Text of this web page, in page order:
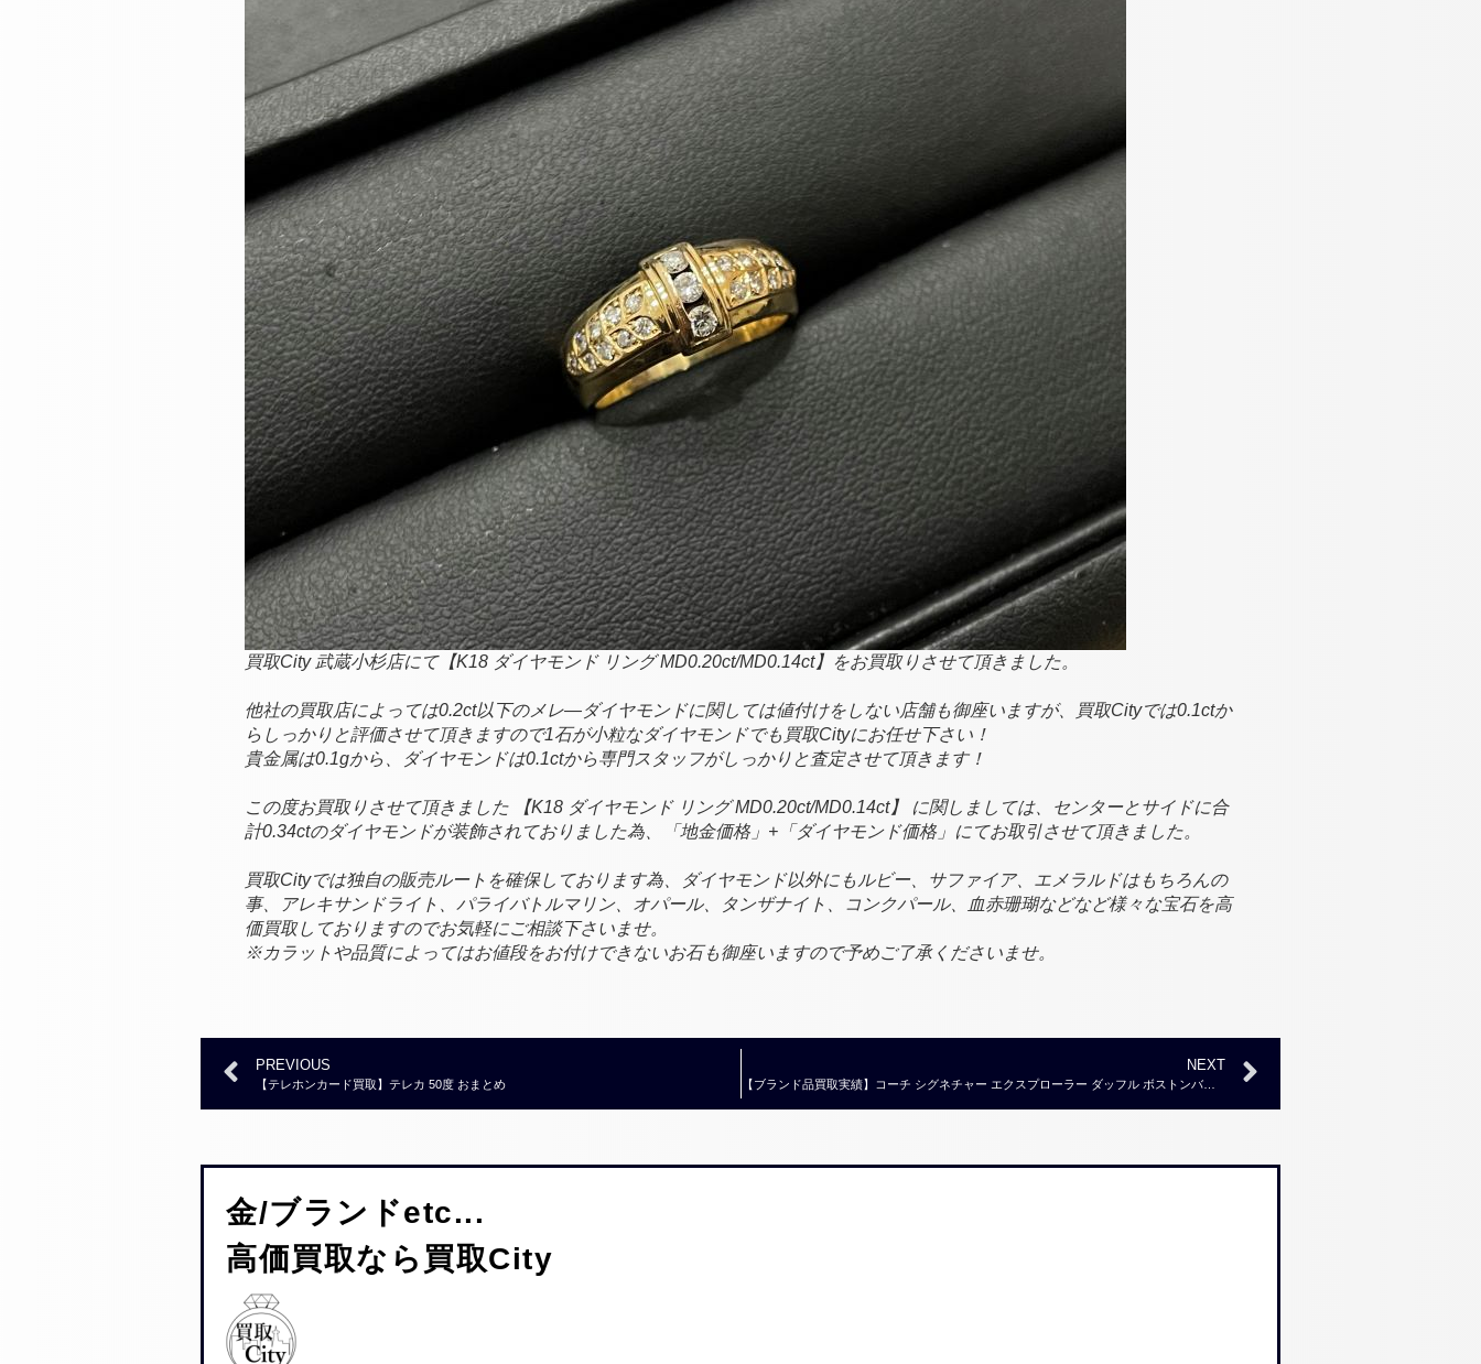
買取City 武蔵小杉店にて【K18 ダイヤモンド リング MD0.20ct/MD0.14ct】をお買取りさせて頂きました。
他社の買取店によっては0.2ct以下のメレ―ダイヤモンドに関しては値付けをしない店舗も御座いますが、買取Cityでは0.1ctか
らしっかりと評価させて頂きますので1石が小粒なダイヤモンドでも買取Cityにお任せ下さい！
貴金属は0.1gから、ダイヤモンドは0.1ctから専門スタッフがしっかりと査定させて頂きます！
この度お買取りさせて頂きました 【K18 ダイヤモンド リング MD0.20ct/MD0.14ct】 に関しましては、センターとサイドに合
計0.34ctのダイヤモンドが装飾されておりました為、
「地金価格」+「ダイヤモンド価格」にてお取引させて頂きました。
買取Cityでは独自の販売ルートを確保しております為、ダイヤモンド以外にもルビー、サファイア、エメラルドはもちろんの
事、アレキサンドライト、パライバトルマリン、オパール、タンザナイト、コンクパール、血赤珊瑚などなど様々な宝石を高
価買取しておりますのでお気軽にご相談下さいませ。
※カラットや品質によってはお値段をお付けできないお石も御座いますので予めご了承くださいませ。
PREVIOUS
【テレホンカード買取】テレカ 50度 おまとめ
NEXT
【ブランド品買取実績】コーチ シグネチャー エクスプローラー ダッフル ボストンバッグ F93456 ￥4,000～￥6,000
金/ブランドetc...
高価買取なら買取City